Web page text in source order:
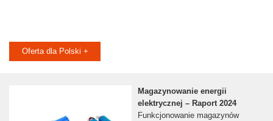
Oferta dla Polski +
Magazynowanie energii
elektrycznej – Raport 2024
Funkcjonowanie magazynów